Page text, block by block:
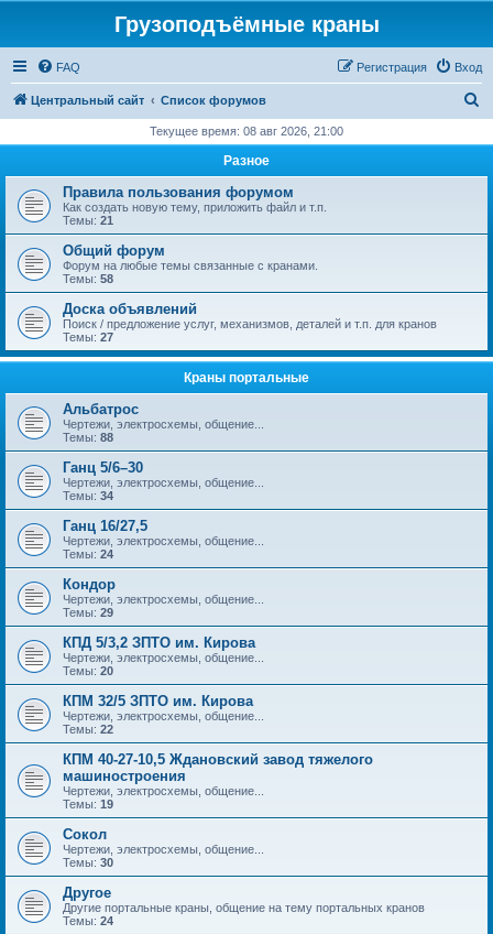
Грузоподъёмные краны
FAQ Вход
Регистрация
Центральный сайт Список форумов
с
Текущее время: 08 авг 2026, 21:00
Разное
Правила пользования форумом
Как создать новую тему, приложить файл и т.п.
Темы: 21
Общий форум
Форум на любые темы связанные с кранами.
Темы: 58
Доска объявлений
Поиск / предложение услуг, механизмов, деталей и т.п. для кранов
Темы: 27
Краны портальные
Альбатрос
Чертежи, электросхемы, общение...
Темы: 88
Ганц 5/6–30
Чертежи, электросхемы, общение...
Темы: 34
Ганц 16/27,5
Чертежи, электросхемы, общение...
Темы: 24
Кондор
Чертежи, электросхемы, общение...
Темы: 29
КПД 5/3,2 ЗПТО им. Кирова
Чертежи, электросхемы, общение...
Темы: 20
КПМ 32/5 ЗПТО им. Кирова
Чертежи, электросхемы, общение...
Темы: 22
КПМ 40-27-10,5 Ждановский завод тяжелого
машиностроения
Чертежи, электросхемы, общение...
Темы: 19
Сокол
Чертежи, электросхемы, общение...
Темы: 30
Другое
Другие портальные краны, общение на тему портальных кранов
Темы: 24